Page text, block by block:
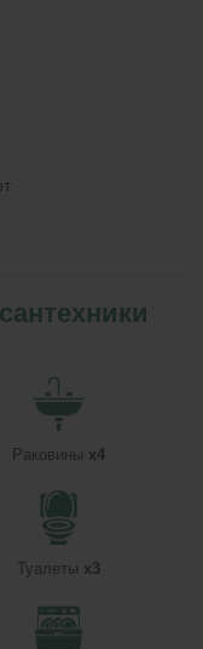
Раковины x4
Туалеты x3